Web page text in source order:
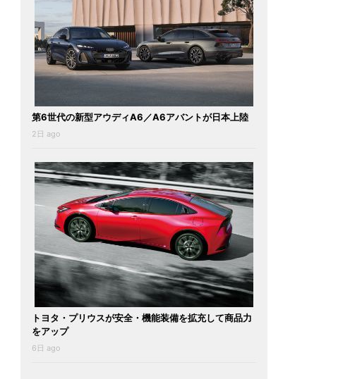
第6世代の新型アウディA6／A6アバントが日本上陸
2日 ago
トヨタ・プリウスが安全・機能装備を拡充して商品力
をアップ
6日 ago